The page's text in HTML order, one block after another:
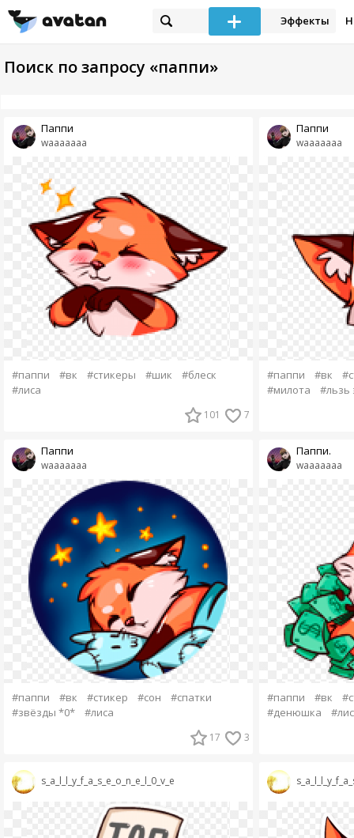
Эффекты
Поиск по запросу «паппи»
waaaaaaa
Паппи
#паппи #вк #стикеры #шик
#блеск
#лиса
101 7
waaaaaaa
Паппи
#паппи #вк #стикер #сон
#спатки
#звёзды *0*
#лиса
17 3
s_a_l_l_y_f_a_s_e_o_n_e_l_0_v_e
waaaaaaa
Паппи
#паппи #вк
#милота
#льзь
waaaaaaa
Паппи.
#паппи #вк
#денюшка